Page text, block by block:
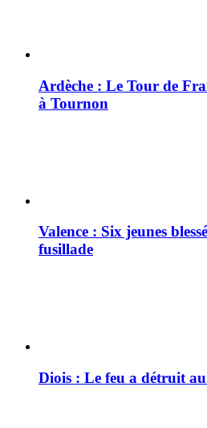
Ardèche : Le Tour de
à Tournon
Valence : Six jeunes
fusillade
Diois : Le feu a détruit